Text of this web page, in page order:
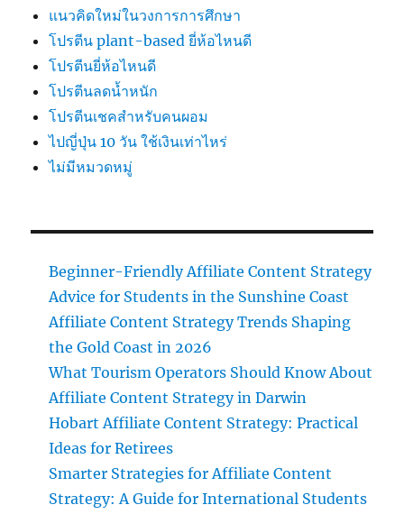
แนวคิดใหม่ในวงการการศึกษา
โปรตีน plant-based ยี่ห้อไหนดี
โปรตีนยี่ห้อไหนดี
โปรตีนลดน้ำหนัก
โปรตีนเชคสำหรับคนผอม
ไปญี่ปุ่น 10 วัน ใช้เงินเท่าไหร่
ไม่มีหมวดหมู่
Beginner-Friendly Affiliate Content Strategy
Advice for Students in the Sunshine Coast
Affiliate Content Strategy Trends Shaping
the Gold Coast in 2026
What Tourism Operators Should Know About
Affiliate Content Strategy in Darwin
Hobart Affiliate Content Strategy: Practical
Ideas for Retirees
Smarter Strategies for Affiliate Content
Strategy: A Guide for International Students